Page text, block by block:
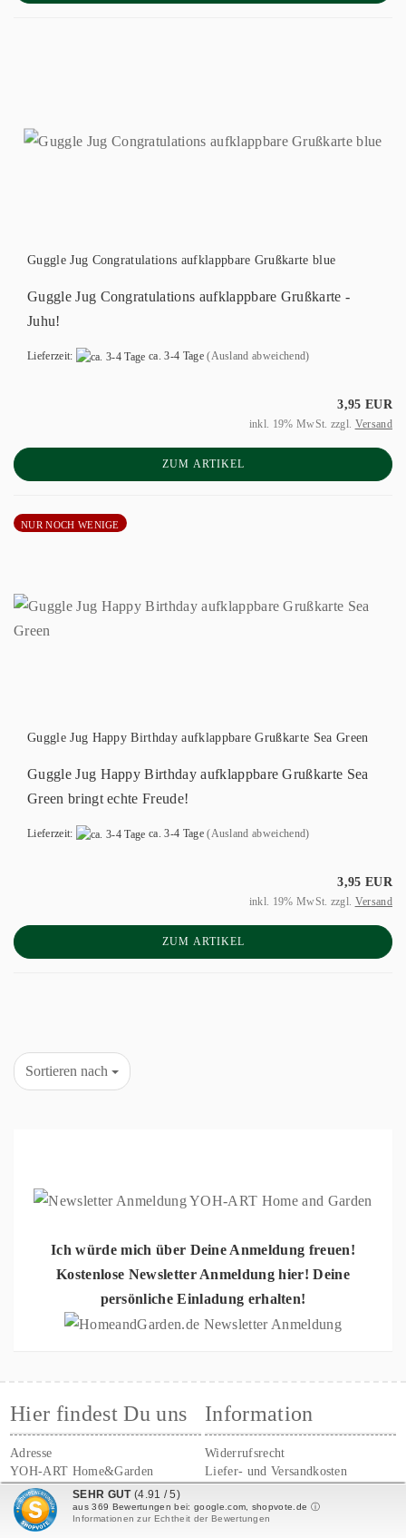
Guggle Jug Congratulations aufklappbare Grußkarte blue
Guggle Jug Congratulations aufklappbare Grußkarte -
Juhu!
Lieferzeit: ca. 3-4 Tage (Ausland abweichend)
3,95 EUR
inkl. 19% MwSt. zzgl. Versand
ZUM ARTIKEL
NUR NOCH WENIGE
Guggle Jug Happy Birthday aufklappbare Grußkarte Sea Green
Guggle Jug Happy Birthday aufklappbare Grußkarte Sea
Green bringt echte Freude!
Lieferzeit: ca. 3-4 Tage (Ausland abweichend)
3,95 EUR
inkl. 19% MwSt. zzgl. Versand
ZUM ARTIKEL
Sortieren nach
Ich würde mich über Deine Anmeldung freuen!
Kostenlose Newsletter Anmeldung hier! Deine
persönliche Einladung erhalten!
Hier findest Du uns
Adresse
YOH-ART Home&Garden
Düsseldorfer Landstrasse 415
47259 Duisburg
Tel.:0203 784242
Information
Widerrufsrecht
Liefer- und Versandkosten
Datenschutz
Cookie Einstellungen
SEHR GUT (4.91 / 5)
aus369 Bewertungen bei: google.com, shopvote.de ⓘ
Informationen zur Echtheit der Bewertungen